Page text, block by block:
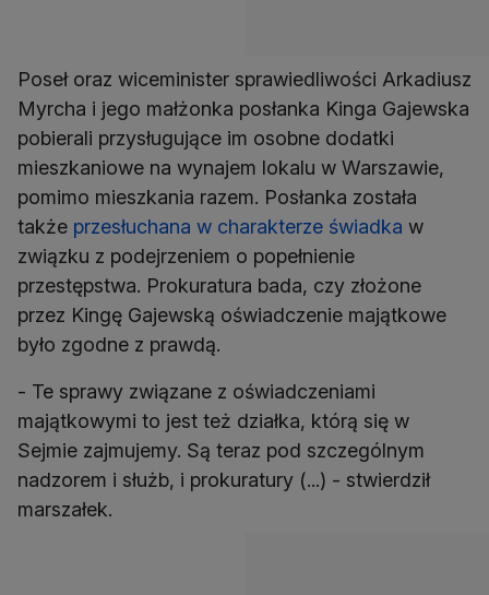
Poseł oraz wiceminister sprawiedliwości Arkadiusz
Myrcha i jego małżonka posłanka Kinga Gajewska
pobierali przysługujące im osobne dodatki
mieszkaniowe na wynajem lokalu w Warszawie,
pomimo mieszkania razem. Posłanka została
także przesłuchana w charakterze świadka w
związku z podejrzeniem o popełnienie
przestępstwa. Prokuratura bada, czy złożone
przez Kingę Gajewską oświadczenie majątkowe
było zgodne z prawdą.
- Te sprawy związane z oświadczeniami
majątkowymi to jest też działka, którą się w
Sejmie zajmujemy. Są teraz pod szczególnym
nadzorem i służb, i prokuratury (...) - stwierdził
marszałek.